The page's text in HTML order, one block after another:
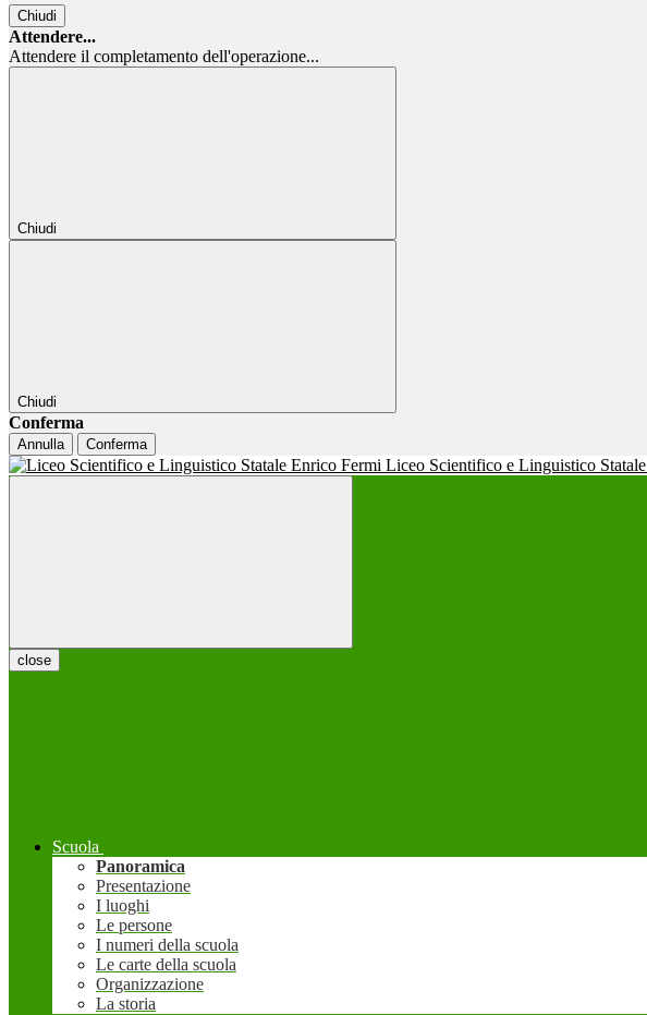
Chiudi
Attendere...
Attendere il completamento dell'operazione...
Chiudi
Chiudi
Conferma
Annulla Conferma
Liceo Scientifico e Linguistico Statale
close
Scuola
Panoramica
Presentazione
I luoghi
Le persone
I numeri della scuola
Le carte della scuola
Organizzazione
La storia